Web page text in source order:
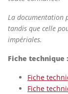
La documentation
tandis que celle
impériales.
Fiche technique :
Fiche
Fiche